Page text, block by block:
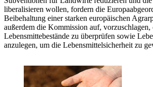
liberalisieren wollen, fordern die
Beibehaltung einer starken europäischen
außerdem die Kommission auf,
Lebensmittebestände zu überprüfen sowie
anzulegen, um die Lebensmittelsicherheit zu